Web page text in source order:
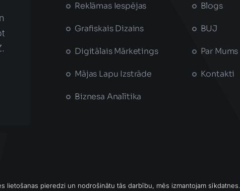
Reklāmas Iespējas
Grafiskais Dizains
Digitālais Mārketings
Mājas Lapu Izstrāde
Biznesa Analītika
Blogs
BUJ
Par Mums
Kontakti
lietošanas pieredzi un nodrošinātu tās darbību, mēs izmantojam sīkdatnes.